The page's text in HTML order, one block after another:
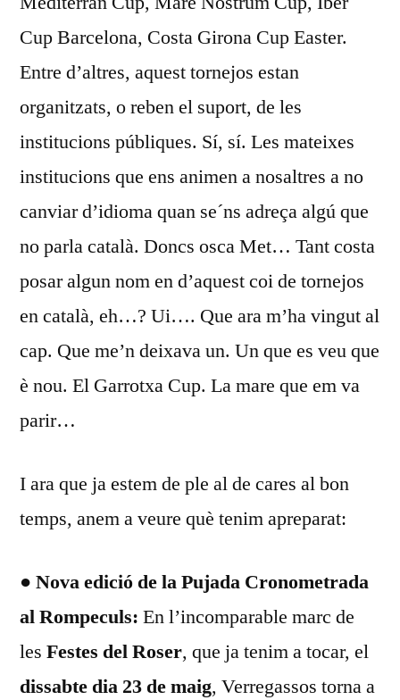
Cup Barcelona, Costa Girona Cup Easter.
Entre d’altres, aquest tornejos estan
organitzats, o reben el suport, de les
institucions públiques. Sí, sí. Les mateixes
institucions que ens animen a nosaltres a no
canviar d’idioma quan se´ns adreça algú que
no parla català. Doncs osca Met… Tant costa
posar algun nom en d’aquest coi de tornejos
en català, eh…? Ui…. Que ara m’ha vingut al
cap. Que me’n deixava un. Un que es veu que
è nou. El Garrotxa Cup. La mare que em va
parir…
I ara que ja estem de ple al de cares al bon
temps, anem a veure què tenim apreparat:
● Nova edició de la Pujada Cronometrada
al Rompeculs: En l’incomparable marc de
les Festes del Roser, que ja tenim a tocar, el
dissabte dia 23 de maig, Verregassos torna a